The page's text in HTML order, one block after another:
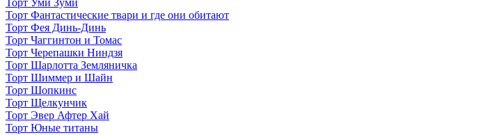
Торт Уми Зуми
Торт Фантастические твари и где они обитают
Торт Фея Динь-Динь
Торт Чаггинтон и Томас
Торт Черепашки Ниндзя
Торт Шарлотта Земляничка
Торт Шиммер и Шайн
Торт Шопкинс
Торт Щелкунчик
Торт Эвер Афтер Хай
Торт Юные титаны